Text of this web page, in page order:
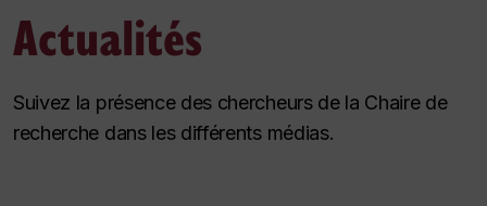
Actualités
Suivez la présence des chercheurs de la Chaire de
recherche dans les différents médias.